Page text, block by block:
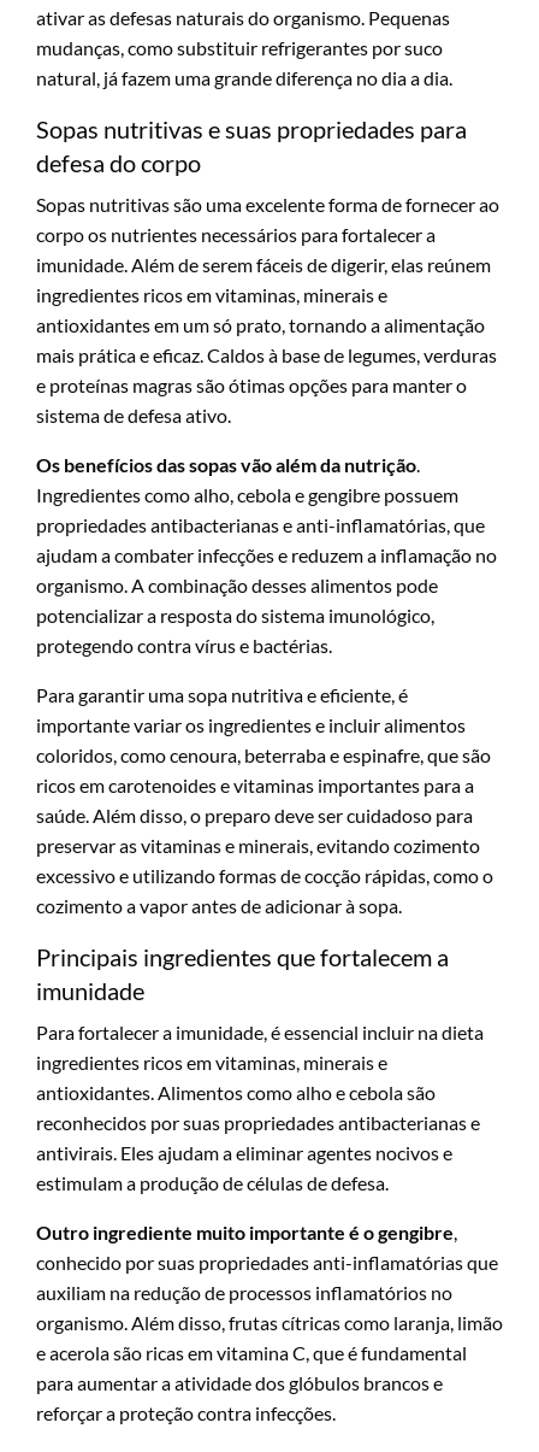
ativar as defesas naturais do organismo. Pequenas
mudanças, como substituir refrigerantes por suco
natural, já fazem uma grande diferença no dia a dia.
Sopas nutritivas e suas propriedades para
defesa do corpo
Sopas nutritivas são uma excelente forma de fornecer ao
corpo os nutrientes necessários para fortalecer a
imunidade. Além de serem fáceis de digerir, elas reúnem
ingredientes ricos em vitaminas, minerais e
antioxidantes em um só prato, tornando a alimentação
mais prática e eficaz. Caldos à base de legumes, verduras
e proteínas magras são ótimas opções para manter o
sistema de defesa ativo.
Os benefícios das sopas vão além da nutrição
Ingredientes como alho, cebola e gengibre possuem
propriedades antibacterianas e anti-inflamatórias, que
ajudam a combater infecções e reduzem a inflamação no
organismo. A combinação desses alimentos pode
potencializar a resposta do sistema imunológico,
protegendo contra vírus e bactérias.
Para garantir uma sopa nutritiva e eficiente, é
importante variar os ingredientes e incluir alimentos
coloridos, como cenoura, beterraba e espinafre, que são
ricos em carotenoides e vitaminas importantes para a
saúde. Além disso, o preparo deve ser cuidadoso para
preservar as vitaminas e minerais, evitando cozimento
excessivo e utilizando formas de cocção rápidas, como o
cozimento a vapor antes de adicionar à sopa.
Principais ingredientes que fortalecem a
imunidade
Para fortalecer a imunidade, é essencial incluir na dieta
ingredientes ricos em vitaminas, minerais e
antioxidantes. Alimentos como alho e cebola são
reconhecidos por suas propriedades antibacterianas e
antivirais. Eles ajudam a eliminar agentes nocivos e
estimulam a produção de células de defesa.
Outro ingrediente muito importante é o gengibre
conhecido por suas propriedades anti-inflamatórias que
auxiliam na redução de processos inflamatórios no
organismo. Além disso, frutas cítricas como laranja, limão
e acerola são ricas em vitamina C, que é fundamental
para aumentar a atividade dos glóbulos brancos e
reforçar a proteção contra infecções.